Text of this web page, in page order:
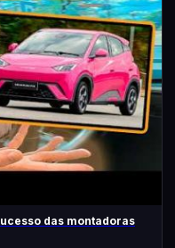
das montadoras